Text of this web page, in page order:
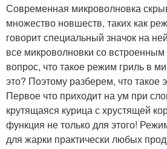
Современная микроволновка
множество новшеств, таких как
говорит специальный значок на
все микроволновки со
вопрос, что такое режим гриль в
это? Поэтому разберем, что такое
Первое что приходит на ум при
крутящаяся курица с хрустящей
функция не только для этого!
для жарки практически любых